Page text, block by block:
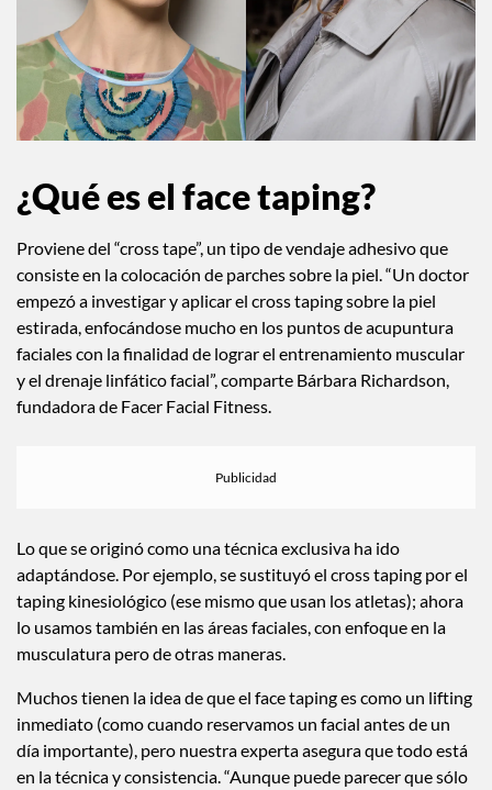
¿Qué es el face taping?
Proviene del “cross tape”, un tipo de vendaje adhesivo que
consiste en la colocación de parches sobre la piel. “Un doctor
empezó a investigar y aplicar el cross taping sobre la piel
estirada, enfocándose mucho en los puntos de acupuntura
faciales con la finalidad de lograr el entrenamiento muscular
y el drenaje linfático facial”, comparte Bárbara Richardson,
fundadora de Facer Facial Fitness.
Lo que se originó como una técnica exclusiva ha ido
adaptándose. Por ejemplo, se sustituyó el cross taping por el
taping kinesiológico (ese mismo que usan los atletas); ahora
lo usamos también en las áreas faciales, con enfoque en la
musculatura pero de otras maneras.
Muchos tienen la idea de que el face taping es como un lifting
inmediato (como cuando reservamos un facial antes de un
día importante), pero nuestra experta asegura que todo está
en la técnica y consistencia. “Aunque puede parecer que sólo